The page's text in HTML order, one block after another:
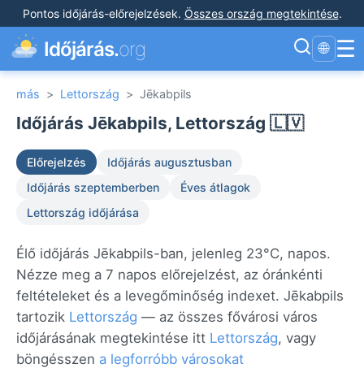
Pontos időjárás-előrejelzések. Összes ország megtekintése.
Időjárás.org 🌐 ☰
más > Lettország > Jēkabpils
Időjárás Jēkabpils, Lettország 🇱🇻
Előrejelzés
Időjárás augusztusban
Időjárás szeptemberben
Éves átlagok
Lettország időjárása
Élő időjárás Jēkabpils-ban, jelenleg 23°C, napos.
Nézze meg a 7 napos előrejelzést, az óránkénti
feltételeket és a levegőminőség indexet. Jēkabpils
tartozik Lettország — az összes fővárosi város
időjárásának megtekintése itt Lettország, vagy
böngésszen a legforróbb városokat